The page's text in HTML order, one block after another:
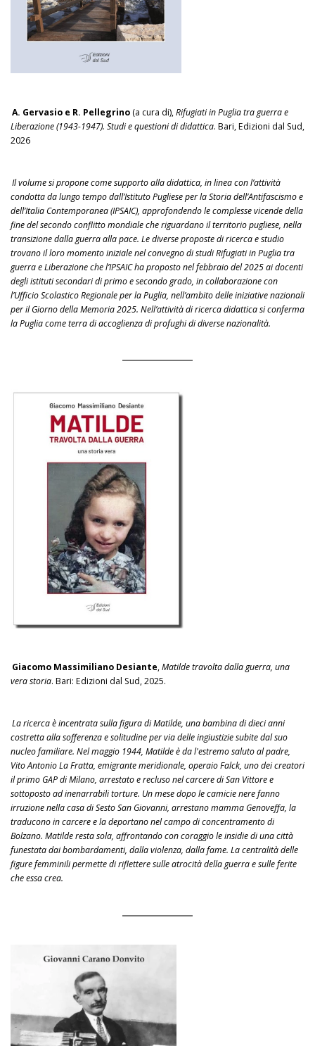
A. Gervasio e R. Pellegrino (a cura di),Rifugiati in Puglia tra guerra e
Liberazione (1943-1947). Studi e questioni di didattica. Bari, Edizioni dal Sud,
2026
Il volume si propone come supporto alla didattica, in linea con l’attività
condotta da lungo tempo dall’Istituto Pugliese per la Storia dell’Antifascismo e
dell’Italia Contemporanea (IPSAIC), approfondendo le complesse vicende della
fine del secondo conflitto mondiale che riguardano il territorio pugliese, nella
transizione dalla guerra alla pace. Le diverse proposte di ricerca e studio
trovano il loro momento iniziale nel convegno di studi Rifugiati in Puglia tra
guerra e Liberazione che l’IPSAIC ha proposto nel febbraio del 2025 ai docenti
degli istituti secondari di primo e secondo grado, in collaborazione con
l’Ufficio Scolastico Regionale per la Puglia, nell’ambito delle iniziative nazionali
per il Giorno della Memoria 2025. Nell’attività di ricerca didattica si conferma
la Puglia come terra di accoglienza di profughi di diverse nazionalità.
Giacomo Massimiliano Desiante,Matilde travolta dalla guerra, una
vera storia. Bari: Edizioni dal Sud, 2025.
La ricerca è incentrata sulla figura di Matilde, una bambina di dieci anni
costretta alla sofferenza e solitudine per via delle ingiustizie subite dal suo
nucleo familiare. Nel maggio 1944, Matilde è da l'estremo saluto al padre,
Vito Antonio La Fratta, emigrante meridionale, operaio Falck, uno dei creatori
il primo GAP di Milano, arrestato e recluso nel carcere di San Vittore e
sottoposto ad inenarrabili torture. Un mese dopo le camicie nere fanno
irruzione nella casa di Sesto San Giovanni, arrestano mamma Genoveffa, la
traducono in carcere e la deportano nel campo di concentramento di
Bolzano. Matilde resta sola, affrontando con coraggio le insidie di una città
funestata dai bombardamenti, dalla violenza, dalla fame. La centralità delle
figure femminili permette di riflettere sulle atrocità della guerra e sulle ferite
che essa crea.